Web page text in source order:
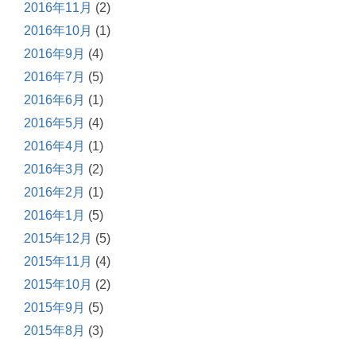
2016年11月 (2)
2016年10月 (1)
2016年9月 (4)
2016年7月 (5)
2016年6月 (1)
2016年5月 (4)
2016年4月 (1)
2016年3月 (2)
2016年2月 (1)
2016年1月 (5)
2015年12月 (5)
2015年11月 (4)
2015年10月 (2)
2015年9月 (5)
2015年8月 (3)